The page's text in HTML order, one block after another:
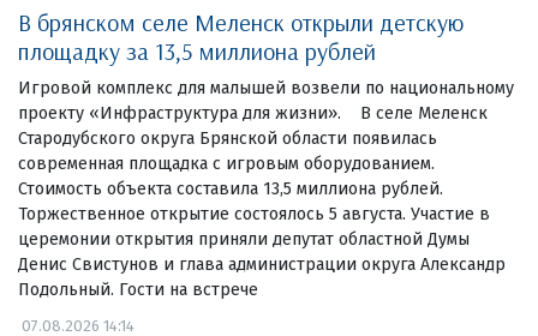
В брянском селе Меленск открыли детскую
площадку за 13,5 миллиона рублей
Игровой комплекс для малышей возвели по национальному
проекту «Инфраструктура для жизни». В селе Меленск
Стародубского округа Брянской области появилась
современная площадка с игровым оборудованием.
Стоимость объекта составила 13,5 миллиона рублей.
Торжественное открытие состоялось 5 августа. Участие в
церемонии открытия приняли депутат областной Думы
Денис Свистунов и глава администрации округа Александр
Подольный. Гости на встрече
07.08.2026 14:14